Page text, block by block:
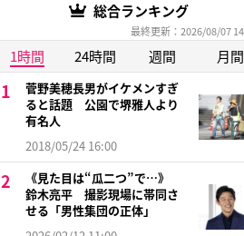
総合ランキング
最終更新：2026/08/07
1時間 24時間 週間 月間
菅野美穂長男がイケメンすぎ
ると話題 公園で堺雅人より
有名人
2018/05/24 16:00
《見た目は“瓜二つ”で…》
鈴木亮平 撮影現場に帯同さ
せる「男性集団の正体」